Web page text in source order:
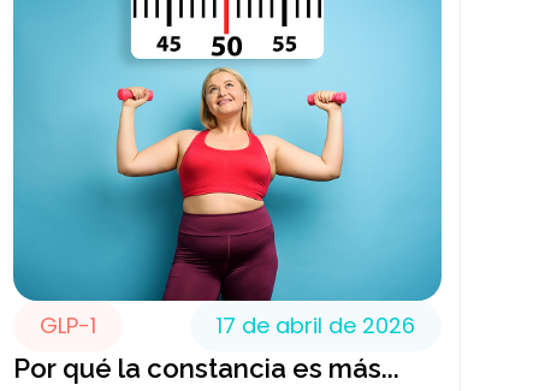
GLP-1 17 de abril de 2026
Por qué la constancia es más...